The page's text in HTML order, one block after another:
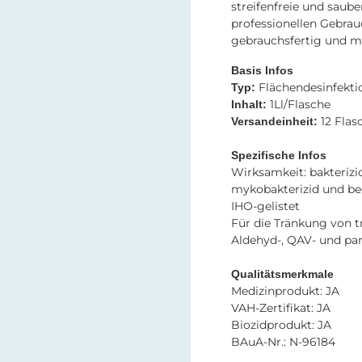
streifenfreie und
professionellen
gebrauchsfertig und
Basis Infos
Typ:
Inhalt: 1Ll/Flasche
Versandeinheit: 12
Spezifische Infos
Wirksamkeit:
mykobakterizid und
IHO-gelistet
Für die Tränkung von
Aldehyd-, QAV- und
Qualitätsmerkmale
Medizinprodukt: JA
VAH-Zertifikat: JA
Biozidprodukt: JA
BAuA-Nr.: N-96184